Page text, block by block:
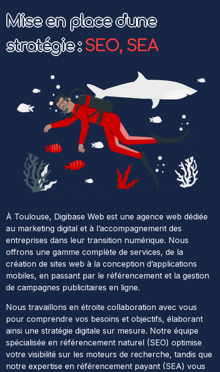
Mise en place d'une
stratégie :SEO, SEA
À Toulouse, Digibase Web est une agence web dédiée
au marketing digital et à l’accompagnement des
entreprises dans leur transition numérique. Nous
offrons une gamme complète de services, de la
création de sites web à la conception d’applications
mobiles, en passant par le référencement et la gestion
de campagnes publicitaires en ligne.
Nous travaillons en étroite collaboration avec vous
pour comprendre vos besoins et objectifs, élaborant
ainsi une stratégie digitale sur mesure. Notre équipe
spécialisée en référencement naturel (SEO) optimise
votre visibilité sur les moteurs de recherche, tandis que
notre expertise en référencement payant (SEA) vous